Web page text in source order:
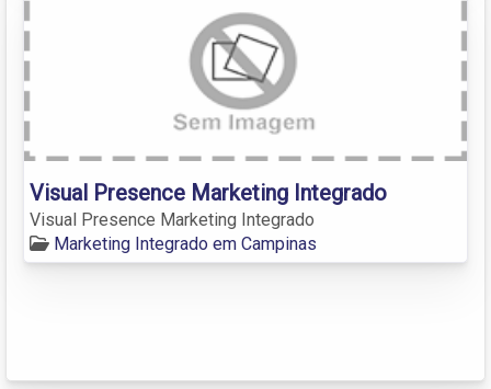
Visual Presence Marketing Integrado
Visual Presence Marketing Integrado
Marketing Integrado em Campinas